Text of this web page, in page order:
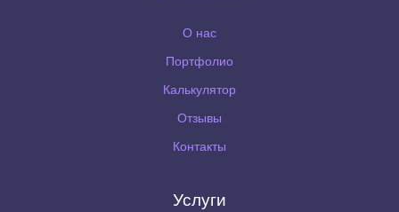
О нас
Портфолио
Калькулятор
Отзывы
Контакты
Услуги